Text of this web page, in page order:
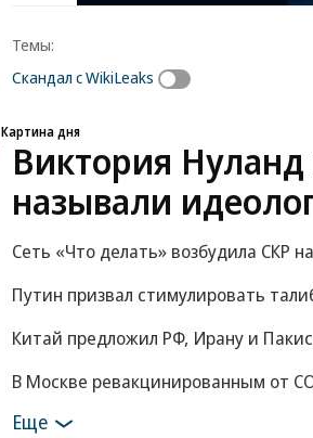
Темы:
Скандал с WikiLeaks
Картина дня
Виктория
называли
Сеть «Что делать» возбудила СКР
Путин призвал стимулировать
Китай предложил РФ, Ирану и
В Москве ревакцинированным от
Еще